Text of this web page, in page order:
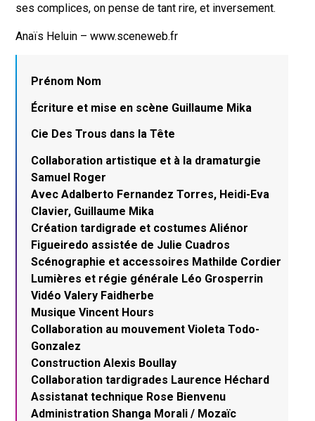
ses complices, on pense de tant rire, et inversement.
Anaïs Heluin – www.sceneweb.fr
Prénom Nom
Écriture et mise en scène Guillaume Mika
Cie Des Trous dans la Tête
Collaboration artistique et à la dramaturgie
Samuel Roger
Avec Adalberto Fernandez Torres, Heidi-Eva
Clavier, Guillaume Mika
Création tardigrade et costumes Aliénor
Figueiredo assistée de Julie Cuadros
Scénographie et accessoires Mathilde Cordier
Lumières et régie générale Léo Grosperrin
Vidéo Valery Faidherbe
Musique Vincent Hours
Collaboration au mouvement Violeta Todo-
Gonzalez
Construction Alexis Boullay
Collaboration tardigrades Laurence Héchard
Assistanat technique Rose Bienvenu
Administration Shanga Morali / Mozaïc